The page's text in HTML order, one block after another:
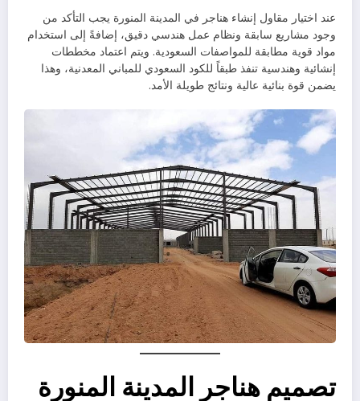
عند اختيار مقاول إنشاء هناجر في المدينة المنورة يجب التأكد من
وجود مشاريع سابقة ونظام عمل هندسي دقيق، إضافةً إلى استخدام
مواد قوية مطابقة للمواصفات السعودية. ويتم اعتماد مخططات
إنشائية وهندسية تنفذ طبقاً للكود السعودي للمباني المعدنية، وهذا
يضمن قوة بنائية عالية ونتائج طويلة الأمد.
تصميم هناجر المدينة المنورة